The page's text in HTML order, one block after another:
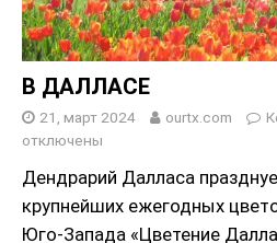
В ДАЛЛАСЕ
21, март 2024 ourtx.com
отключены
Дендрарий Далласа
крупнейших ежегодных
Юго-Запада «Цветение